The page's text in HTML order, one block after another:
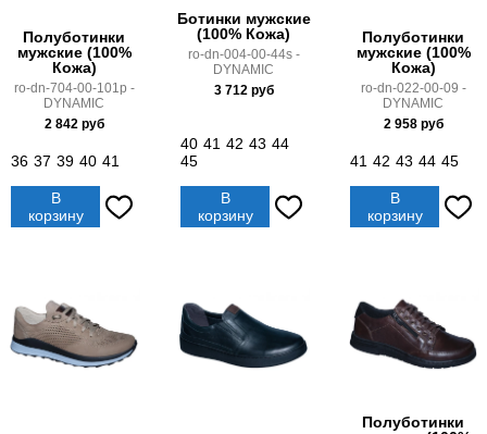
Полуботинки
мужские (100%
Кожа)
ro-dn-704-00-101p -
DYNAMIC
2 842руб
36 37 39 40 41
В
корзину
Ботинки мужские
(100% Кожа)
ro-dn-004-00-44s -
DYNAMIC
3 712руб
40 41 42 43 44
45
В
корзину
Полуботинки
мужские (100%
Кожа)
ro-dn-022-00-09 -
DYNAMIC
2 958руб
41 42 43 44 45
В
корзину
Полуботинки